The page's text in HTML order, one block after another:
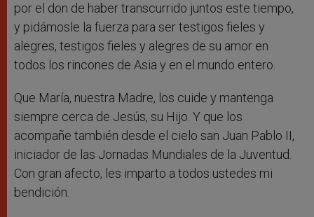
por el don de haber transcurrido juntos este tiempo,
y pidámosle la fuerza para ser testigos fieles y
alegres, testigos fieles y alegres de su amor en
todos los rincones de Asia y en el mundo entero.
Que María, nuestra Madre, los cuide y mantenga
siempre cerca de Jesús, su Hijo. Y que los
acompañe también desde el cielo san Juan Pablo II,
iniciador de las Jornadas Mundiales de la Juventud.
Con gran afecto, les imparto a todos ustedes mi
bendición.